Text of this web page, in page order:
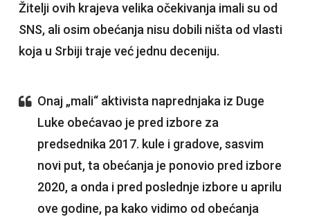
Žitelji ovih krajeva velika očekivanja imali su od
SNS, ali osim obećanja nisu dobili ništa od vlasti
koja u Srbiji traje već jednu deceniju.
Onaj „mali“ aktivista naprednjaka iz Duge
Luke obećavao je pred izbore za
predsednika 2017. kule i gradove, sasvim
novi put, ta obećanja je ponovio pred izbore
2020, a onda i pred poslednje izbore u aprilu
ove godine, pa kako vidimo od obećanja